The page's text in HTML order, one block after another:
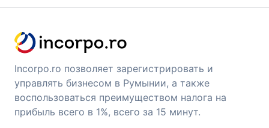
Incorpo.ro позволяет зарегистрировать и
управлять бизнесом в Румынии, а также
воспользоваться преимуществом налога на
прибыль всего в 1%, всего за 15 минут.